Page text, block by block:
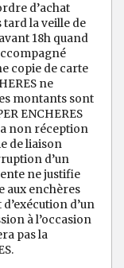
d’achat
la veille de
18h quand
copie de carte
ne
montants sont
ENCHERES
non réception
de liaison
d’un
ne justifie
aux enchères
d’un
à l’occasion
pas la